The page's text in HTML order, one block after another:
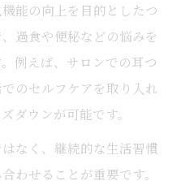
能の向上を目的としたつ
過食や便秘などの悩みを
例えば、サロンでの耳つ
のセルフケアを取り入れ
ダウンが可能です。
なく、継続的な生活習慣
わせることが重要です。